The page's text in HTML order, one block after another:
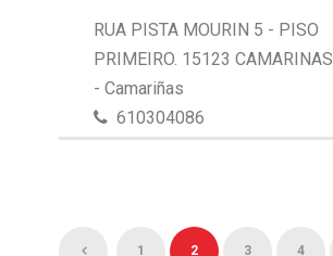
RUA PISTA MOURIN 5 - PISO
PRIMEIRO. 15123 CAMARINAS
- Camariñas
610304086
1 2 3 4